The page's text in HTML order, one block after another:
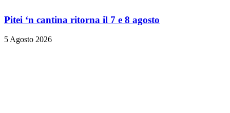
Pitei ‘n cantina ritorna il 7 e 8 agosto
5 Agosto 2026